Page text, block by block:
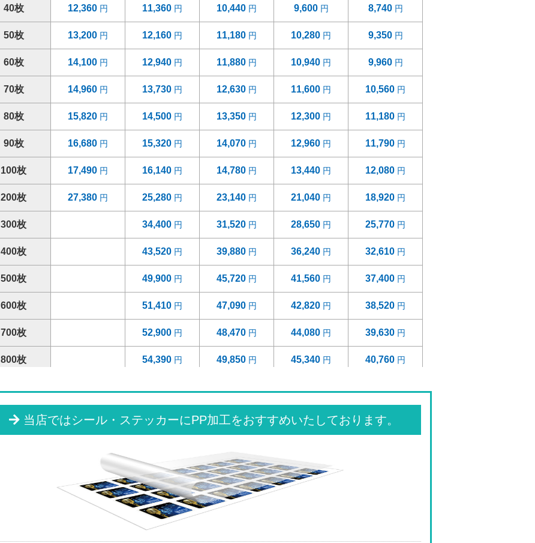
40枚 12,360 11,360 10,440 9,600 8,740
50枚 13,200 12,160 11,180 10,280 9,350
60枚 14,100 12,940 11,880 10,940 9,960
70枚 14,960 13,730 12,630 11,600 10,560
80枚 15,820 14,500 13,350 12,300 11,180
90枚 16,680 15,320 14,070 12,960 11,790
100枚 17,490 16,140 14,780 13,440 12,080
200枚 27,380 25,280 23,140 21,040 18,920
300枚 34,400 31,520 28,650 25,770
400枚 43,520 39,880 36,240 32,610
500枚 49,900 45,720 41,560 37,400
600枚 51,410 47,090 42,820 38,520
700枚 52,900 48,470 44,080 39,630
800枚 54,390 49,850 45,340 40,760
1000枚 57,390 52,610 47,860 42,990
63,380 58,120 52,900
66,380 60,870
69,360
当店ではシール・ステッカーにPP加工をおすすめいたしております。